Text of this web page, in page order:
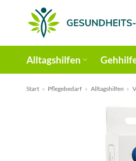
Alltagshilfen
Start » Pflegebedarf » Alltagshilfen »